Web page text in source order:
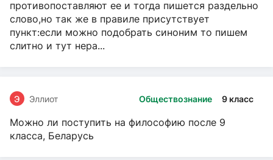
противопоставляют ее и тогда пишется раздельно
слово,но так же в правиле присутствует
пункт:если можно подобрать синоним то пишем
слитно и тут нера...
Обществознание 9 класс
Э Эллиот
Можно ли поступить на философию после 9
класса, Беларусь